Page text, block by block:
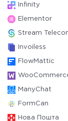
Infinity
Elementor
Stream
Invoiless
FlowMattic
ManyChat
FormCan
Нова Пошта